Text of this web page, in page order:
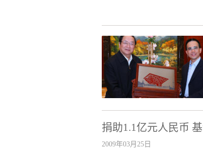
捐助1.1亿元人民币
2009年03月25日